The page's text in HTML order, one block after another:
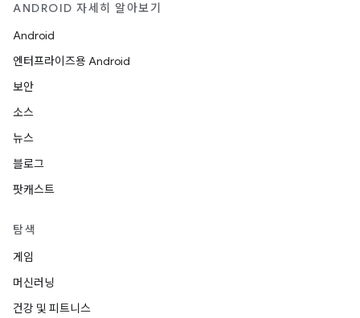
ANDROID 자세히 알아보기
Android
엔터프라이즈용 Android
보안
소스
뉴스
블로그
팟캐스트
탐색
게임
머신러닝
건강 및 피트니스